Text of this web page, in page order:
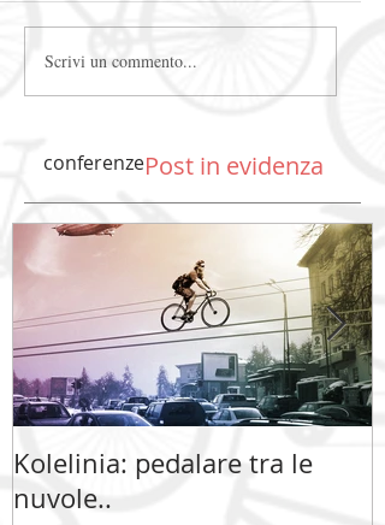
conferenzePost in evidenza
Scrivi un commento...
Kolelinia: pedalare tra le
nuvole..